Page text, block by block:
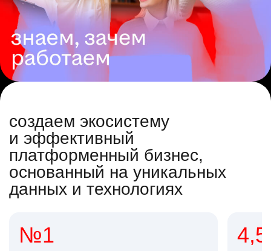
создаем экосистему
и эффективный
платформенный бизнес,
основанный на уникальных
данных и технологиях